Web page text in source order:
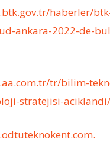
haberler/
ankara-2022-de-
tr/bilim-
stratejisi-